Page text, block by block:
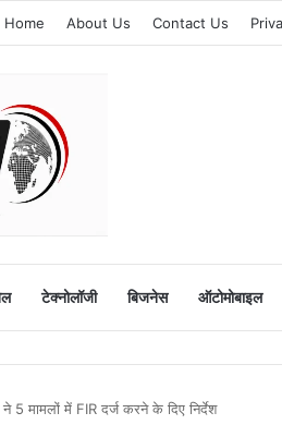
Home About Us Contact Us
टेक्नोलॉजी बिजनेस ऑटोमोबाइल
मामलों में FIR दर्ज करने के दिए निर्देश